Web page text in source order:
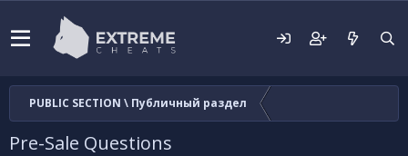
PUBLIC SECTION \ Публичный раздел
Pre-Sale Questions